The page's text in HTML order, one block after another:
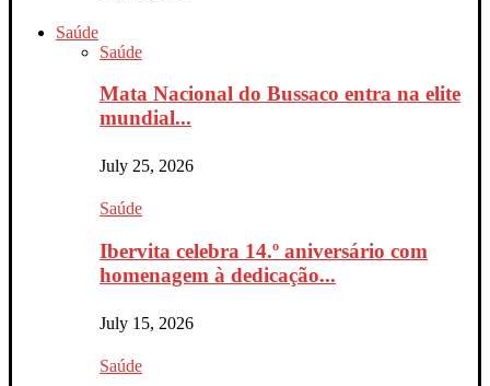
Saúde
Saúde
Mata Nacional do Bussaco entra na elite
mundial...
July 25, 2026
Saúde
Ibervita celebra 14.º aniversário com
homenagem à dedicação...
July 15, 2026
Saúde